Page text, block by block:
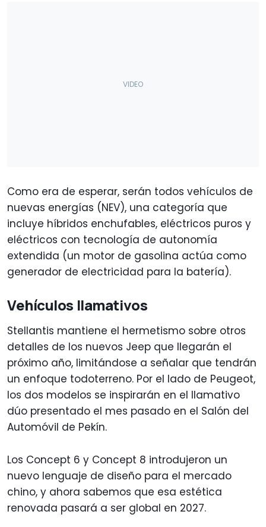
Como era de esperar, serán todos vehículos de
nuevas energías (NEV), una categoría que
incluye híbridos enchufables, eléctricos puros y
eléctricos con tecnología de autonomía
extendida (un motor de gasolina actúa como
generador de electricidad para la batería).
Vehículos llamativos
Stellantis mantiene el hermetismo sobre otros
detalles de los nuevos Jeep que llegarán el
próximo año, limitándose a señalar que tendrán
un enfoque todoterreno. Por el lado de Peugeot,
los dos modelos se inspirarán en el llamativo
dúo presentado el mes pasado en el Salón del
Automóvil de Pekín.
Los Concept 6 y Concept 8 introdujeron un
nuevo lenguaje de diseño para el mercado
chino, y ahora sabemos que esa estética
renovada pasará a ser global en 2027.